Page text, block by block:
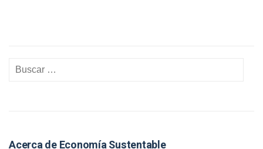
Acerca de Economía Sustentable